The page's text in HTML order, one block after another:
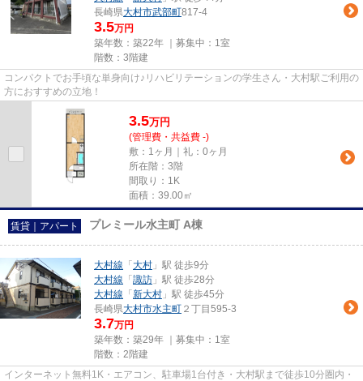
長崎県大村市武部町817-4
3.5万円
築年数：築22年 ｜募集中： 1室
階数：3階建
コンパクトでお手頃な単身向け♪リハビリテーションの学生さん・大村駅ご利用の
方におすすめの立地！
3.5万円
(管理費・共益費 -)
敷：1ヶ月｜礼：0ヶ月
所在階：3階
間取り：1K
面積：39.00㎡
賃貸｜アパート プレミール水主町 A棟
大村線 「 大村 」駅 徒歩9分
大村線 「 諏訪 」駅 徒歩28分
大村線 「 新大村 」駅 徒歩45分
長崎県大村市水主町 ２丁目595-3
3.7万円
築年数：築29年 ｜募集中： 1室
階数：2階建
インターネット無料1K・エアコン、駐車場1台付き・大村駅まで徒歩10分圏内・